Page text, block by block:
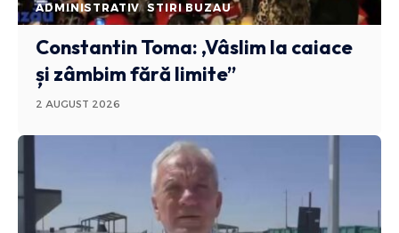
ADMINISTRATIV STIRI BUZAU
Constantin Toma: ,Vâslim la caiace
și zâmbim fără limite”
2 AUGUST 2026